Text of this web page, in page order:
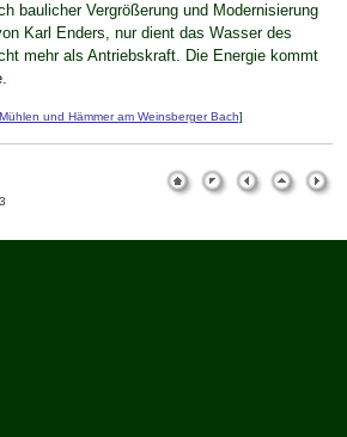
baulicher Vergrößerung und Modernisierung
Karl Enders, nur dient das Wasser des
mehr als Antriebskraft. Die Energie kommt
und Hämmer am Weinsberger Bach]